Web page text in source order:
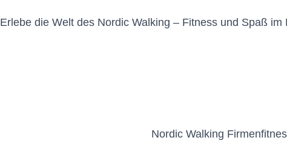
Erlebe die Welt des Nordic Walking – Fitness und Spaß im
Nordic Walking